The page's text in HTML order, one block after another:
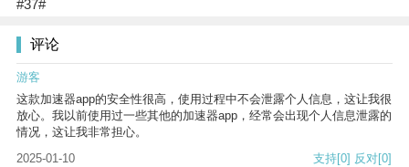
#37#
评论
游客
这款加速器app的安全性很高，使用过程中不会泄露个人信息，这让我很
放心。我以前使用过一些其他的加速器app，经常会出现个人信息泄露的
情况，这让我非常担心。
2025-01-10
支持[0] 反对[0]